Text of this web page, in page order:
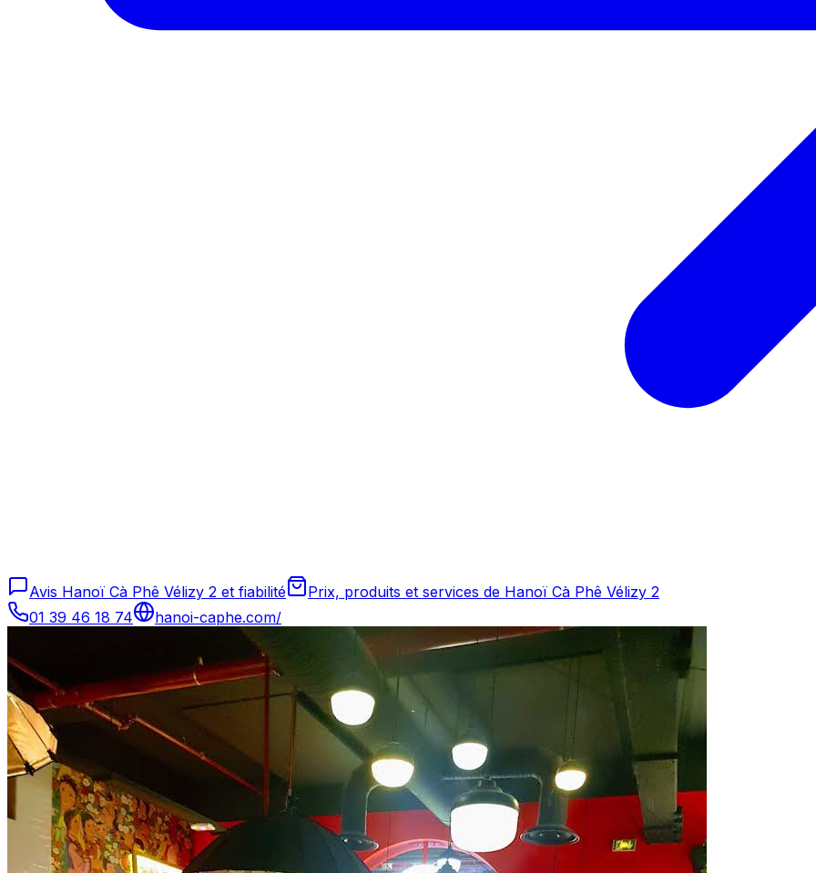
Avis Hanoï Cà Phê Vélizy 2 et fiabilité
Prix, produits et services de Hanoï Cà Phê Vélizy 2
01 39 46 18 74
hanoi-caphe.com/